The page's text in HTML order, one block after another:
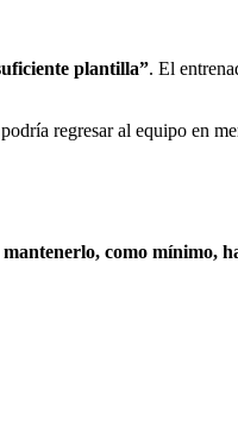
plantilla”. El
regresar al equipo en
como mínimo,